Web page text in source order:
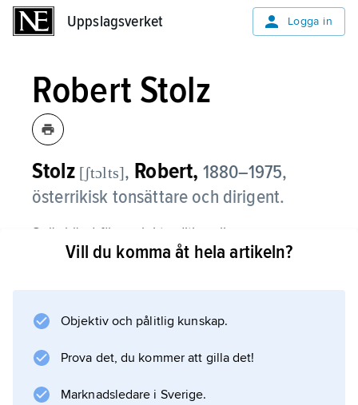
Uppslagsverket Logga in
Robert Stolz
Stolz [ʃtɔlts], Robert, 1880–1975,
österrikisk tonsättare och dirigent.
S. är känd för verk i traditionell
wieneroperettstil. Filmoperetten ”Två hjärtan i
Der verlorene Walzer
sånger som ”Im Prater blüh’n wieder die
Bäume” (1916) och ett par
Vill du komma åt hela artikeln?
Objektiv och pålitlig kunskap.
Prova det, du kommer att gilla det!
Marknadsledare i Sverige.